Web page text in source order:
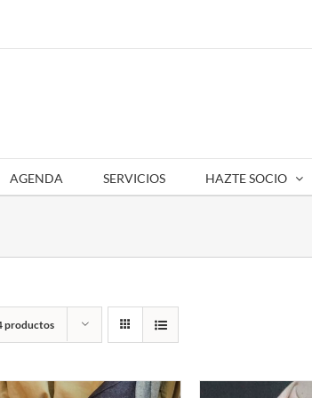
AGENDA SERVICIOS HAZTE SOCIO
productos